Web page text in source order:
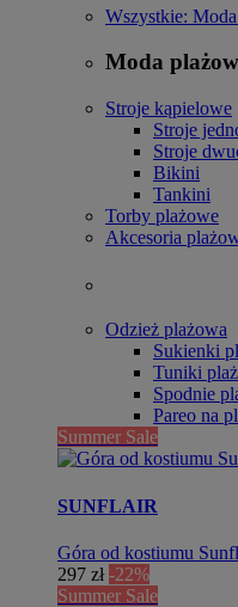
Wszystkie:
Moda
Stroje kąpielowe
Stroje
Stroje
Bikini
Tankini
Torby plażowe
Akcesoria
Odzież plażowa
Sukienki
Tuniki
Spodnie
Pareo na
Summer Sale
SUNFLAIR
Góra od kostiumu
297 zł -22%
Summer Sale